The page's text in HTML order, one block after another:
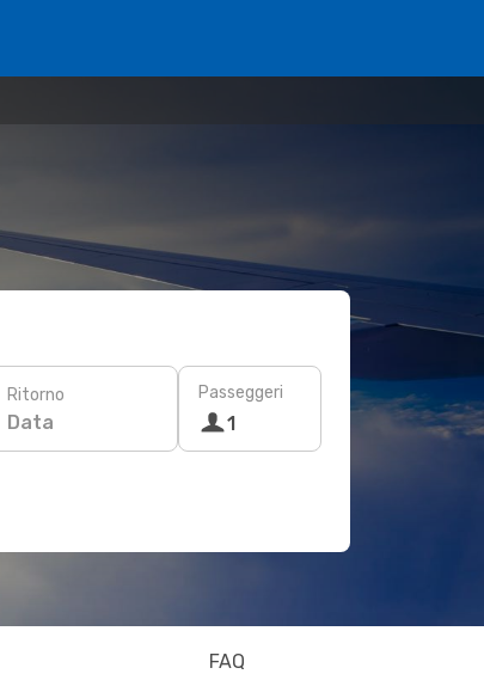
Ritorno
Data
Passeggeri
1
FAQ